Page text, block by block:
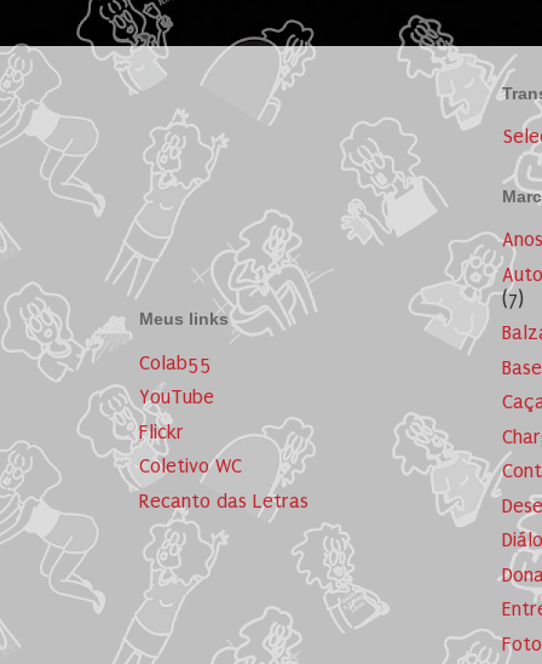
Meus links
Colab55
YouTube
Flickr
Coletivo WC
Recanto das Letras
(7)